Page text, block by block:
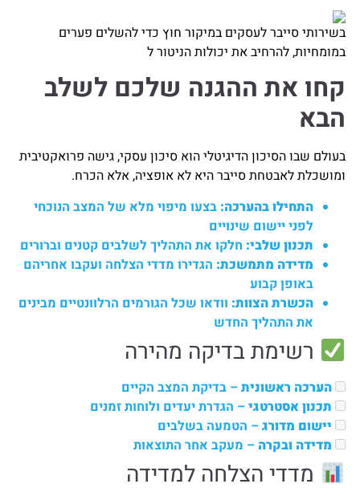
בשירותי סייבר לעסקים במיקור חוץ כדי להשלים פערים
במומחיות, להרחיב את יכולות הניטור ל
קחו את ההגנה שלכם לשלב
הבא
בעולם שבו הסיכון הדיגיטלי הוא סיכון עסקי, גישה פרואקטיבית
ומושכלת לאבטחת סייבר היא לא אופציה, אלא הכרח.
התחילו בהערכה: בצעו מיפוי מלא של המצב הנוכחי
לפני יישום שינויים
תכנון שלבי: חלקו את התהליך לשלבים קטנים וברורים
מדידה מתמשכת: הגדירו מדדי הצלחה ועקבו אחריהם
באופן קבוע
הכשרת הצוות: וודאו שכל הגורמים הרלוונטיים מבינים
את התהליך החדש
רשימת בדיקה מהירה
הערכה ראשונית– בדיקת המצב הקיים
תכנון אסטרטגי– הגדרת יעדים ולוחות זמנים
יישום מדורג– הטמעה בשלבים
מדידה ובקרה – מעקב אחר התוצאות
מדדי הצלחה למדידה